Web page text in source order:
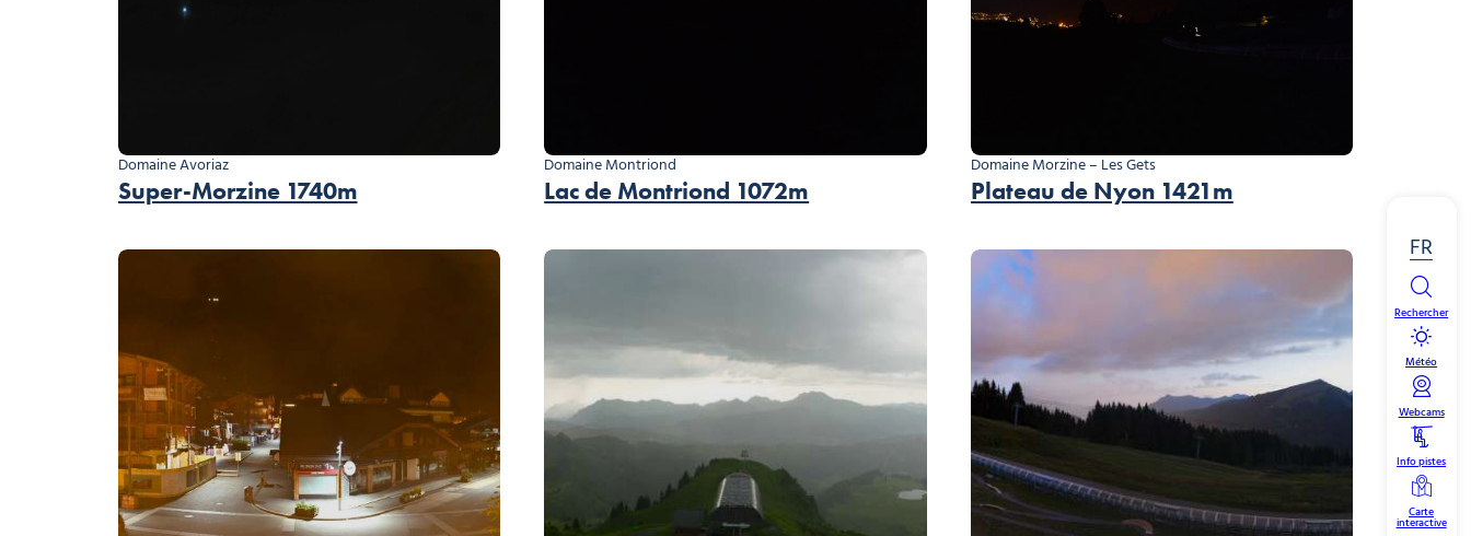
FR
Rechercher
Météo
Webcams
Info pistes
Carte
interactive
Domaine Avoriaz
Super-Morzine 1740m
Domaine Montriond
Lac de Montriond 1072m
Domaine Morzine – Les Gets
Plateau de Nyon 1421m